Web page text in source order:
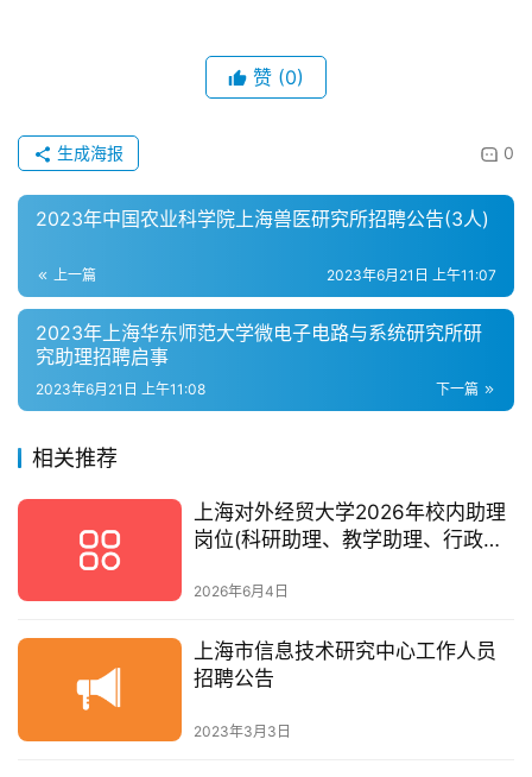
赞 (0)
0
生成海报
2023年中国农业科学院上海兽医研究所招聘公告(3人)
上一篇 2023年6月21日 上午11:07
2023年上海华东师范大学微电子电路与系统研究所研
究助理招聘启事
下一篇
2023年6月21日 上午11:08
相关推荐
上海对外经贸大学2026年校内助理
岗位(科研助理、教学助理、行政助
2026年6月4日
上海市信息技术研究中心工作人员
招聘公告
2023年3月3日